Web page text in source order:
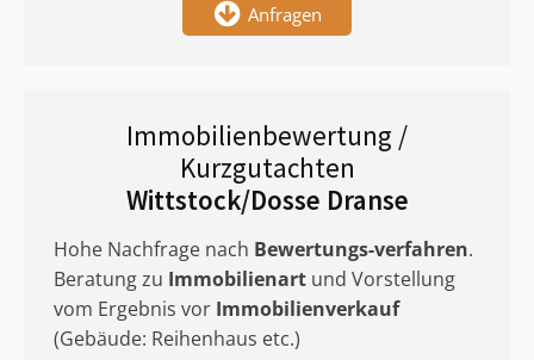
Anfragen
Immobilienbewertung /
Kurzgutachten
Wittstock/Dosse Dranse
Hohe Nachfrage nach Bewertungs-verfahren.
Beratung zu Immobilienart und Vorstellung
vom Ergebnis vor Immobilienverkauf
(Gebäude: Reihenhaus etc.)